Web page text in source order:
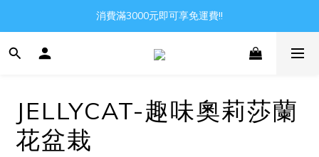
Gather all the joys in the world
消費滿3000元即可享免運費!!
Gather all the joys in the world
JELLYCAT-趣味奧莉莎蘭
花盆栽